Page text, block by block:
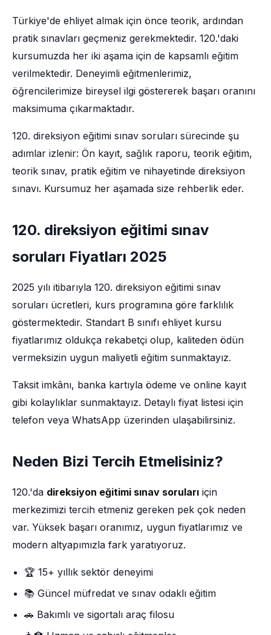
Türkiye'de ehliyet almak için önce teorik, ardından
pratik sınavları geçmeniz gerekmektedir. 120.'daki
kursumuzda her iki aşama için de kapsamlı eğitim
verilmektedir. Deneyimli eğitmenlerimiz,
öğrencilerimize bireysel ilgi göstererek başarı oranını
maksimuma çıkarmaktadır.
120. direksiyon eğitimi sınav soruları sürecinde şu
adımlar izlenir: Ön kayıt, sağlık raporu, teorik eğitim,
teorik sınav, pratik eğitim ve nihayetinde direksiyon
sınavı. Kursumuz her aşamada size rehberlik eder.
120. direksiyon eğitimi sınav
soruları Fiyatları 2025
2025 yılı itibarıyla 120. direksiyon eğitimi sınav
soruları ücretleri, kurs programına göre farklılık
göstermektedir. Standart B sınıfı ehliyet kursu
fiyatlarımız oldukça rekabetçi olup, kaliteden ödün
vermeksizin uygun maliyetli eğitim sunmaktayız.
Taksit imkânı, banka kartıyla ödeme ve online kayıt
gibi kolaylıklar sunmaktayız. Detaylı fiyat listesi için
telefon veya WhatsApp üzerinden ulaşabilirsiniz.
Neden Bizi Tercih Etmelisiniz?
120.'da direksiyon eğitimi sınav soruları için
merkezimizi tercih etmeniz gereken pek çok neden
var. Yüksek başarı oranımız, uygun fiyatlarımız ve
modern altyapımızla fark yaratıyoruz.
🏆 15+ yıllık sektör deneyimi
📚 Güncel müfredat ve sınav odaklı eğitim
🚗 Bakımlı ve sigortalı araç filosu